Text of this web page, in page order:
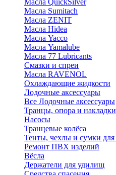
Масла QuickSilver
Масла Sumitach
Масла ZENIT
Масла Hidea
Масла Yacco
Масла Yamalube
Масла 77 Lubricants
Смазки и спреи
Масла RAVENOL
Охлаждающие жидкости
Лодочные аксессуары
Все Лодочные аксессуары
Транцы, опора и
Насосы
Транцевые колёса
Тенты, чехлы и сумки
Ремонт ПВХ изделий
Вёсла
Держатели для удилищ